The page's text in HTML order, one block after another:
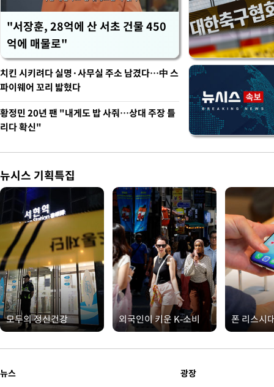
"서장훈, 28억에 산 서초 건물 450
억에 매물로"
치킨 시키려다 실명·사무실 주소 남겼다…中 스
파이웨어 꼬리 밟혔다
황정민 20년 팬 "내게도 밥 사줘…상대 주장 틀
리다 확신"
뉴시스 기획특집
모두의 정신건강 외국인이 키운 K-소비 폰 리스시
뉴스 광장